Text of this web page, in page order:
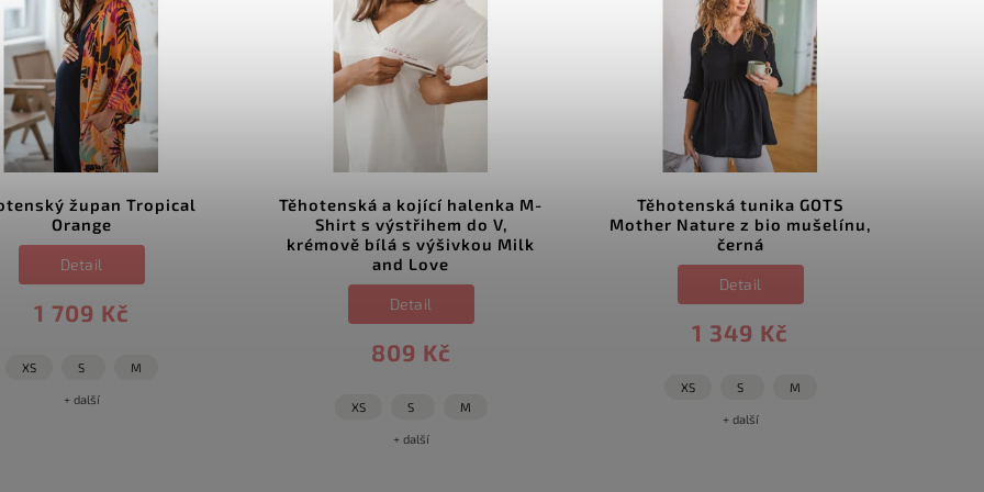
župan Tropical
Orange
1 709 Kč
Detail
XS S M
+ další
Těhotenská a kojící halenka M-
Shirt s výstřihem do V,
krémově bílá s výšivkou Milk
and Love
809 Kč
Detail
XS S M
+ další
Těhotenská tunika GOTS
Mother Nature z bio mušelínu,
černá
1 349 Kč
Detail
XS S M
+ další